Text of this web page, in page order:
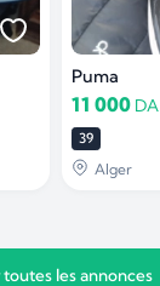
Puma
11 000 DA
39
Alger
les annonces